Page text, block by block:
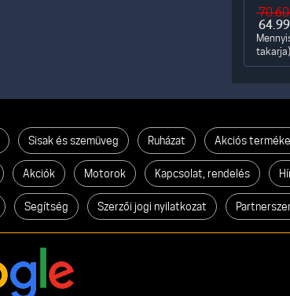
Sisak és szemüveg Ruházat Akciós
Akciók Motorok Kapcsolat, rendelés
Segítség Szerzői jogi nyilatkozat